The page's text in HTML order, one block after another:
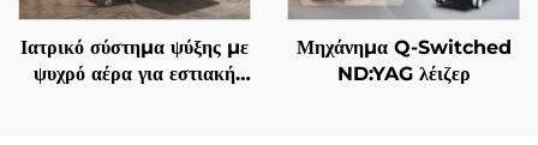
Ιατρικό σύστημα ψύξης με
ψυχρό αέρα για εστιακή
Μηχάνημα Q-Switched
ND:YAG λέιζερ